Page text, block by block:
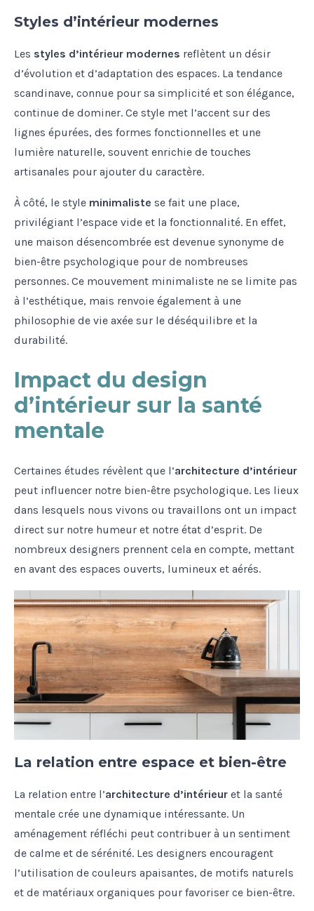
Styles d’intérieur modernes
Les styles d’intérieur modernes reflètent un désir
d’évolution et d’adaptation des espaces. La tendance
scandinave, connue pour sa simplicité et son élégance,
continue de dominer. Ce style met l’accent sur des
lignes épurées, des formes fonctionnelles et une
lumière naturelle, souvent enrichie de touches
artisanales pour ajouter du caractère.
À côté, le style minimaliste se fait une place,
privilégiant l’espace vide et la fonctionnalité. En effet,
une maison désencombrée est devenue synonyme de
bien-être psychologique pour de nombreuses
personnes. Ce mouvement minimaliste ne se limite pas
à l’esthétique, mais renvoie également à une
philosophie de vie axée sur le déséquilibre et la
durabilité.
Impact du design
d’intérieur sur la santé
mentale
Certaines études révèlent que l’architecture d’intérieur
peut influencer notre bien-être psychologique. Les lieux
dans lesquels nous vivons ou travaillons ont un impact
direct sur notre humeur et notre état d’esprit. De
nombreux designers prennent cela en compte, mettant
en avant des espaces ouverts, lumineux et aérés.
La relation entre espace et bien-être
La relation entre l’architecture d’intérieur et la santé
mentale crée une dynamique intéressante. Un
aménagement réfléchi peut contribuer à un sentiment
de calme et de sérénité. Les designers encouragent
l’utilisation de couleurs apaisantes, de motifs naturels
et de matériaux organiques pour favoriser ce bien-être.